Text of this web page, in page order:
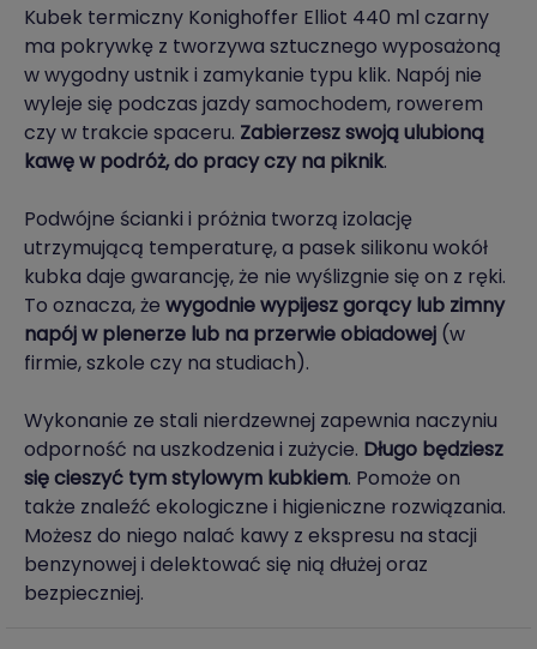
Kubek termiczny Konighoffer Elliot 440 ml czarny
ma pokrywkę z tworzywa sztucznego wyposażoną
w wygodny ustnik i zamykanie typu klik. Napój nie
wyleje się podczas jazdy samochodem, rowerem
czy w trakcie spaceru. Zabierzesz swoją ulubioną
kawę w podróż, do pracy czy na piknik.
Podwójne ścianki i próżnia tworzą izolację
utrzymującą temperaturę, a pasek silikonu wokół
kubka daje gwarancję, że nie wyślizgnie się on z ręki.
To oznacza, że wygodnie wypijesz gorący lub zimny
napój w plenerze lub na przerwie obiadowej (w
firmie, szkole czy na studiach).
Wykonanie ze stali nierdzewnej zapewnia naczyniu
odporność na uszkodzenia i zużycie. Długo będziesz
się cieszyć tym stylowym kubkiem. Pomoże on
także znaleźć ekologiczne i higieniczne rozwiązania.
Możesz do niego nalać kawy z ekspresu na stacji
benzynowej i delektować się nią dłużej oraz
bezpieczniej.